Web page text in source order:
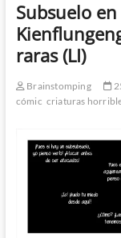
Subsuelo
raras (LI)
Brainstomping
cómic criaturas